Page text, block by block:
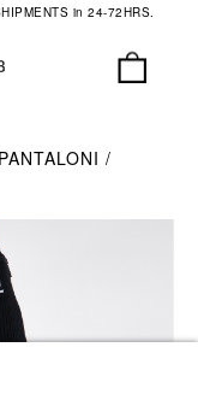
in 24-72HRS.
PANTALONI